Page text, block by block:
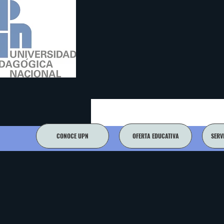
CONOCE UPN OFERTA EDUCATIVA